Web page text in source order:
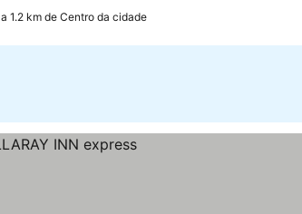
a 1.2 km de Centro da cidade